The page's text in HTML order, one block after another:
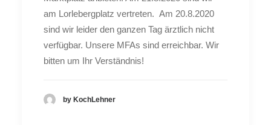
am Lorlebergplatz vertreten. Am 20.8.2020
sind wir leider den ganzen Tag ärztlich nicht
verfügbar. Unsere MFAs sind erreichbar. Wir
bitten um Ihr Verständnis!
by KochLehner